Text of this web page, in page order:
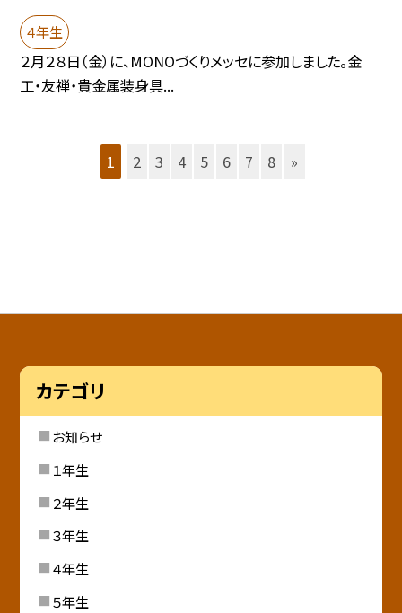
４年生
２月２８日（金）に、MONOづくりメッセに参加しました。金
工・友禅・貴金属装身具...
1 2 3 4 5 6 7 8 »
カテゴリ
お知らせ
１年生
２年生
３年生
４年生
５年生